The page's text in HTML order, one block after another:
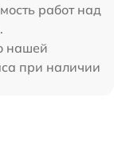
работ над
нашей
при наличии